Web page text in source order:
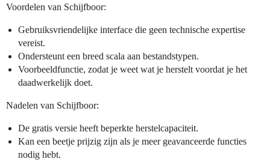
Voordelen van Schijfboor:
Gebruiksvriendelijke interface die geen technische expertise
vereist.
Ondersteunt een breed scala aan bestandstypen.
Voorbeeldfunctie, zodat je weet wat je herstelt voordat je het
daadwerkelijk doet.
Nadelen van Schijfboor:
De gratis versie heeft beperkte herstelcapaciteit.
Kan een beetje prijzig zijn als je meer geavanceerde functies
nodig hebt.